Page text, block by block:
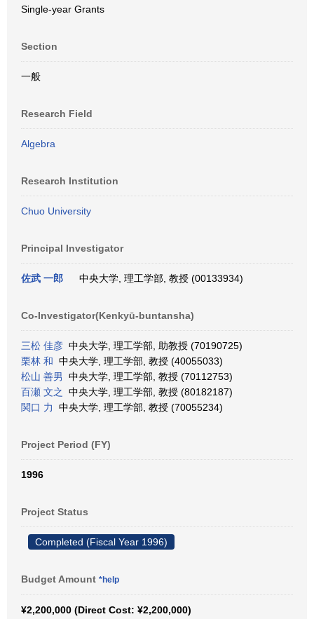
Single-year Grants
Section
一般
Research Field
Algebra
Research Institution
Chuo University
Principal Investigator
佐武 一郎 中央大学, 理工学部, 教授 (00133934)
Co-Investigator(Kenkyū-buntansha)
三松 佳彦 中央大学, 理工学部, 助教授 (70190725)
栗林 和 中央大学, 理工学部, 教授 (40055033)
松山 善男
中央大学, 理工学部, 教授 (70112753)
百瀬 文之
中央大学, 理工学部, 教授 (80182187)
関口 力
中央大学, 理工学部, 教授 (70055234)
Project Period (FY)
1996
Project Status
Completed (Fiscal Year 1996)
Budget Amount *help
¥2,200,000 (Direct Cost: ¥2,200,000)